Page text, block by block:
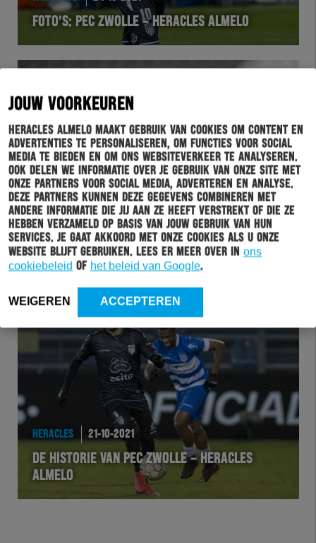
JOUW VOORKEUREN
Heracles Almelo maakt gebruik van cookies om content en
advertenties te personaliseren, om functies voor social
media te bieden en om ons websiteverkeer te analyseren.
Ook delen we informatie over je gebruik van onze site met
onze partners voor social media, adverteren en analyse.
Deze partners kunnen deze gegevens combineren met
andere informatie die jij aan ze heeft verstrekt of die ze
hebben verzameld op basis van jouw gebruik van hun
services. Je gaat akkoord met onze cookies als u onze
website blijft gebruiken. Lees er meer over in ons
cookiebeleid of het beleid van Google.
WEIGEREN ACCEPTEREN
FOTO’S: PEC ZWOLLE – HERACLES ALMELO
WEDSTRIJD 22-10-2021
WORMUTH: “FOCUSSEN, FOCUSSEN, FOCUSSEN”
HERACLES 21-10-2021
DE HISTORIE VAN PEC ZWOLLE – HERACLES
ALMELO